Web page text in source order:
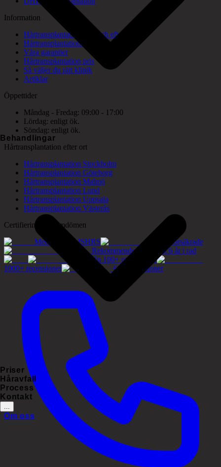
Behandlingar
Priser
Håravfall
Process
Kontakt
...
Om oss
Information
Hårtransplantation före och efter bilder
Hårtransplantation konsultation
Våra garantier
Hårtransplantation pris
Så väljer du rätt klinik
Artiklar
Öppettider
Måndag - Fredag: 09:00 - 17:00
Lördag: enligt ök.
Söndag: enligt ök.
Hårtransplantation efter ort
Hårtransplantation Stockholm
Hårtransplantation Göteborg
Hårtransplantation Malmö
Hårtransplantation Lund
Hårtransplantation Uppsala
Hårtransplantation Västerås
Certifieringar & omdömen
Medlemmar i ISHRS
Tryggt försäkrade
Rekommenderat företag 6 år i rad
5.0/5 från 100+ recensioner
1000+ recensioner
60+ recensioner